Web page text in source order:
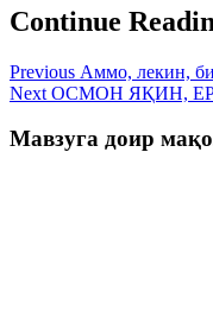
Continue
Previous Аммо, лекин,
Next ОСМОН ЯҚИН,
Мавзуга доир